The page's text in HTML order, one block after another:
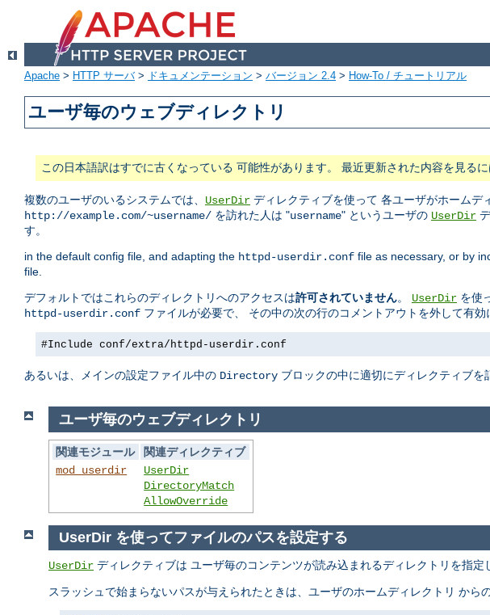
Apache > HTTP サーバ> ドキュメンテーション > バージョン 2.4 > How-To / チュートリアル
ユーザ毎のウェブディレクトリ
この日本語訳はすでに古くなっている 可能性があります。 最近更新された内容を見るに
複数のユーザのいるシステムでは、 UserDir ディレクティブを使って 各ユーザがホームデ
http://example.com/~username/ を訪れた人は "username" というユーザの UserDir
す。
in the default config file, and adapting the httpd-userdir.conf file as necessary, or by
file.
デフォルトではこれらのディレクトリへのアクセスは許可されていません。 UserDir を使
httpd-userdir.conf ファイルが必要で、 その中の次の行のコメントアウトを外して有効
#Include conf/extra/httpd-userdir.conf
あるいは、メインの設定ファイル中の Directory ブロックの中に適切にディレクティブを
ユーザ毎のウェブディレクトリ
関連モジュール
関連ディレクティブ
mod_userdir
UserDir
DirectoryMatch
AllowOverride
UserDir を使ってファイルのパスを設定する
UserDir ディレクティブは ユーザ毎のコンテンツが読み込まれるディレクトリを指
スラッシュで始まらないパスが与えられたときは、ユーザのホームディレクトリ から